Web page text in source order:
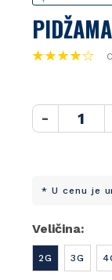
PIDŽAMA
-
* U cenu je
Veličina:
2G 3G